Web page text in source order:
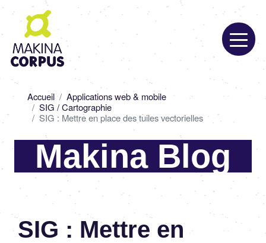
Aller
contenu
principal
d'Ariane
Accueil
Applications web & mobile
SIG / Cartographie
SIG : Mettre en place des tuiles vectorielles
Makina Blog
SIG : Mettre en